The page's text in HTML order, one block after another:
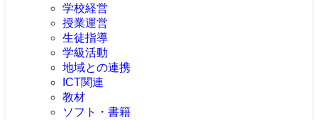
学校経営
授業運営
生徒指導
学級活動
地域との連携
ICT関連
教材
ソフト・書籍